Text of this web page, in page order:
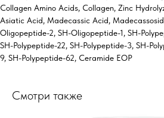
Collagen Amino Acids, Collagen, Zinc
Asiatic Acid, Madecassic Acid,
Oligopeptide-2, SH-Oligopeptide-1, SH-
SH-Polypeptide-22, SH-Polypeptide-3, SH-
9, SH-Polypeptide-62, Ceramide EOP
Смотри также